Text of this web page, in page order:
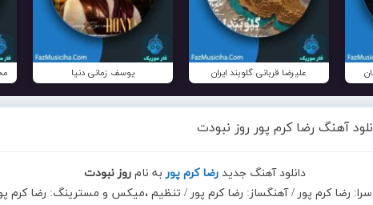
علیرضا قربانی گلوبند ایران یوسف زمانی دنیا
آهنگ رضا کرم پور روز نبودت
دانلود آهنگ جدید رضا کرم پوربه نام روز نبودت
سرا: رضا کرم پور / آهنگساز: رضا کرم پور / تنظیم ،میکس و مسترینگ: رضا کرم